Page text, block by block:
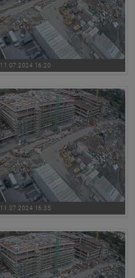
11.07.2024 16:20
11.07.2024 16:35